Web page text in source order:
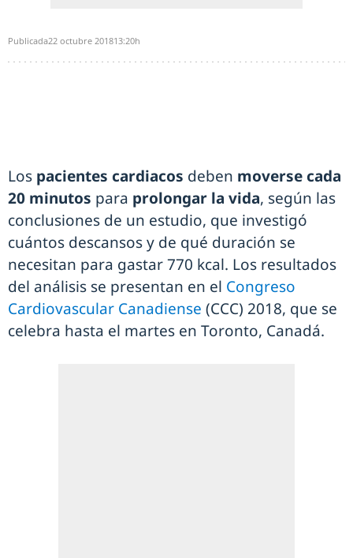
Publicada22 octubre 201813:20h
Los pacientes cardiacos deben moverse cada
20 minutos para prolongar la vida, según las
conclusiones de un estudio, que investigó
cuántos descansos y de qué duración se
necesitan para gastar 770 kcal. Los resultados
del análisis se presentan en el Congreso
Cardiovascular Canadiense (CCC) 2018, que se
celebra hasta el martes en Toronto, Canadá.